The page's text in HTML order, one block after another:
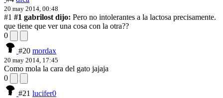
20 may 2014, 00:48
#1 #1 gabrilost dijo: Pero no intolerantes a la lactosa precisamente.
que tiene que ver una cosa con la otra??
0
#20 mordax
20 may 2014, 17:45
Como mola la cara del gato jajaja
0
#21 lucifer0